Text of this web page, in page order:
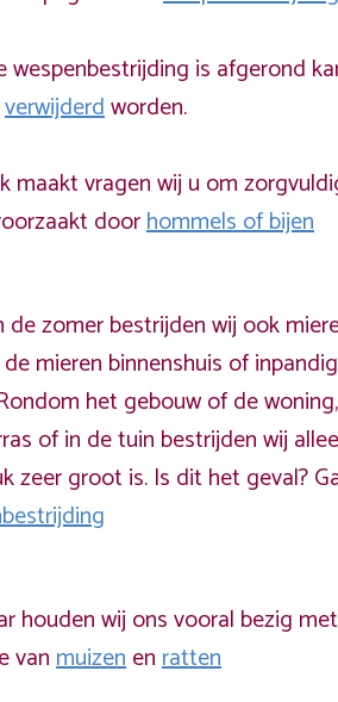
wespenbestrijding is afgerond
verwijderdworden.
maakt vragen wij u om
doorhommels of bijen
zomer bestrijden wij ook
mieren binnenshuis of inpandig
het gebouw of de woning,
of in de tuin bestrijden wij
zeer groot is. Is dit het geval?
houden wij ons vooral bezig
vanmuizenenratten